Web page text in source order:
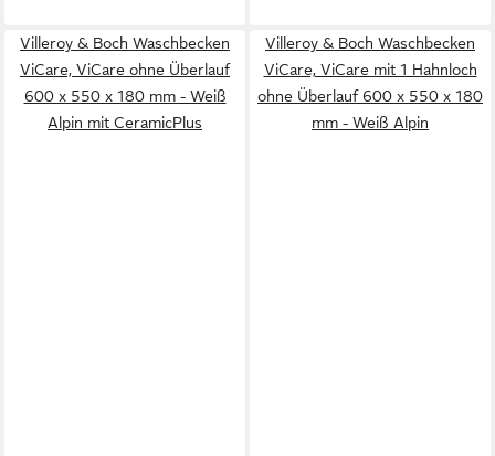
Villeroy & Boch Waschbecken
ViCare, ViCare ohne Überlauf
600 x 550 x 180 mm - Weiß
Alpin mit CeramicPlus
Villeroy & Boch Waschbecken
ViCare, ViCare mit 1 Hahnloch
ohne Überlauf 600 x 550 x 180
mm - Weiß Alpin